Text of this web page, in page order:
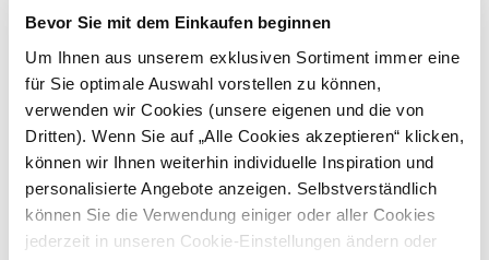
Bevor Sie mit dem Einkaufen beginnen
Um Ihnen aus unserem exklusiven Sortiment immer eine
für Sie optimale Auswahl vorstellen zu können,
verwenden wir Cookies (unsere eigenen und die von
Dritten). Wenn Sie auf „Alle Cookies akzeptieren“ klicken,
können wir Ihnen weiterhin individuelle Inspiration und
personalisierte Angebote anzeigen. Selbstverständlich
können Sie die Verwendung einiger oder aller Cookies
jederzeit in unseren Cookie-Einstellungen ändern oder
TRENDFARBE BUTTERYELLOW